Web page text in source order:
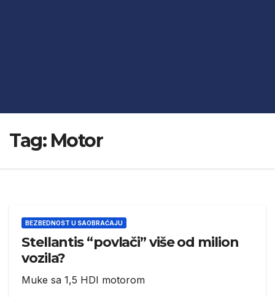
Tag: Motor
BEZBEDNOST U SAOBRAĆAJU
Stellantis “povlači” više od milion
vozila?
Muke sa 1,5 HDI motorom